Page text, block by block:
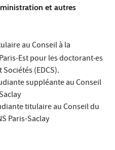
et autres
au Conseil à la
Est pour les doctorant‧es
(EDCS).
suppléante au Conseil
titulaire au Conseil du
Paris-Saclay